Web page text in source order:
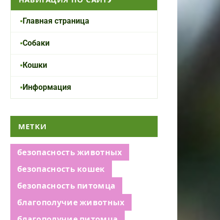
Главная страница
Собаки
Кошки
Информация
МЕТКИ
безопасность животных
безопасность кошек
безопасность питомца
благополучие животных